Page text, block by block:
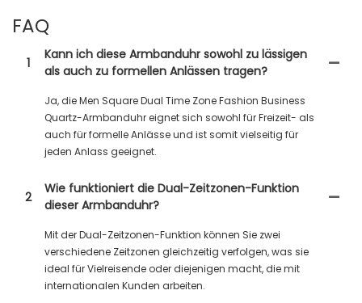
FAQ
1
Kann ich diese Armbanduhr sowohl zu lässigen
als auch zu formellen Anlässen tragen?
Ja, die Men Square Dual Time Zone Fashion Business
Quartz-Armbanduhr eignet sich sowohl für Freizeit- als
auch für formelle Anlässe und ist somit vielseitig für
jeden Anlass geeignet.
2
Wie funktioniert die Dual-Zeitzonen-Funktion
dieser Armbanduhr?
Mit der Dual-Zeitzonen-Funktion können Sie zwei
verschiedene Zeitzonen gleichzeitig verfolgen, was sie
ideal für Vielreisende oder diejenigen macht, die mit
internationalen Kunden arbeiten.